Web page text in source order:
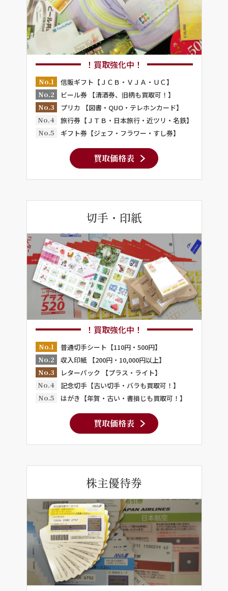
！買取強化中！
No.1
信販ギフト【ＪＣＢ・ＶＪＡ・ＵＣ】
No.2
ビール券 【清酒券、旧柄も買取可！】
No.3
プリカ 【図書・QUO・テレホンカード】
No.4
旅行券【ＪＴＢ・日本旅行・近ツリ・名鉄】
No.5
ギフト券【ジェフ・フラワー・すし券】
買取価格表
切手・印紙
！買取強化中！
No.1
普通切手シート【110円・500円】
No.2
収入印紙 【200円・10,000円以上】
No.3
レターパック 【プラス・ライト】
No.4
記念切手【古い切手・バラも買取可！】
No.5
はがき【年賀・古い・書損じも買取可！】
買取価格表
株主優待券